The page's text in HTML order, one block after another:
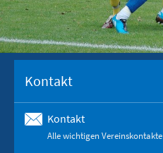
Kontakt
Kontakt
Alle wichtigen Vereinskontakte